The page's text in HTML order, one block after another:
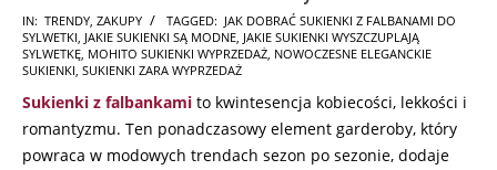
2025-
09-
09
IN: TRENDY, ZAKUPY TAGGED: JAK DOBRAĆ SUKIENKI Z FALBANAMI DO
SYLWETKI, JAKIE SUKIENKI SĄ MODNE, JAKIE SUKIENKI WYSZCZUPLAJĄ
SYLWETKĘ, MOHITO SUKIENKI WYPRZEDAŻ, NOWOCZESNE ELEGANCKIE
SUKIENKI, SUKIENKI ZARA WYPRZEDAŻ
Sukienki z falbankami to kwintesencja kobiecości, lekkości i
romantyzmu. Ten ponadczasowy element garderoby, który
powraca w modowych trendach sezon po sezonie, dodaje